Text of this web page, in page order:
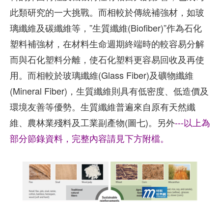
此類研究的一大挑戰。而相較於傳統補強材，如玻
璃纖維及碳纖維等，”生質纖維(Biofiber)”作為石化
塑料補強材，在材料生命週期終端時的較容易分解
而與石化塑料分離，使石化塑料更容易回收及再使
用。而相較於玻璃纖維(Glass Fiber)及礦物纖維
(Mineral Fiber)，生質纖維則具有低密度、低造價及
環境友善等優勢。生質纖維普遍來自原有天然纖
維、農林業殘料及工業副產物(圖七)。另外---以上為
部分節錄資料，完整內容請見下方附檔。